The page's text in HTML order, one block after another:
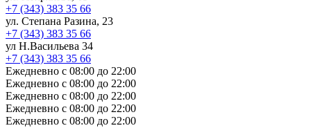
+7 (343) 383 35 66
ул. Степана Разина, 23
+7 (343) 383 35 66
ул Н.Васильева 34
+7 (343) 383 35 66
Ежедневно с 08:00 до 22:00
Ежедневно с 08:00 до 22:00
Ежедневно с 08:00 до 22:00
Ежедневно с 08:00 до 22:00
Ежедневно с 08:00 до 22:00